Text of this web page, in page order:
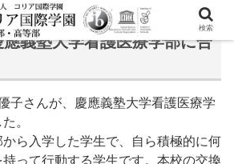
義塾大学看護医療学部に合
子さんが、慶應義塾大学看護医療学
。
ら入学した学生で、自ら積極的に何
って行動する学生です。本校の交換
検索